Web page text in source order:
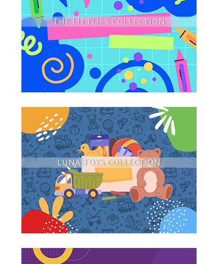
THE LITTLIES COLLECTION
LUNA TOYS COLLECTION